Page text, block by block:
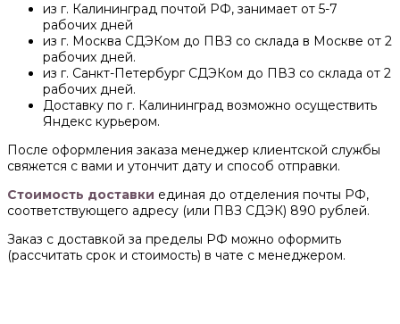
из г. Калининград почтой РФ, занимает от 5-7
рабочих дней
из г. Москва СДЭКом до ПВЗ со склада в Москве от 2
рабочих дней.
из г. Санкт-Петербург СДЭКом до ПВЗ со склада от 2
рабочих дней.
Доставку по г. Калининград возможно осуществить
Яндекс курьером.
После оформления заказа менеджер клиентской службы
свяжется с вами и утончит дату и способ отправки.
Стоимость доставки единая до отделения почты РФ,
соответствующего адресу (или ПВЗ СДЭК) 890 рублей.
Заказ с доставкой за пределы РФ можно оформить
(рассчитать срок и стоимость) в чате с менеджером.